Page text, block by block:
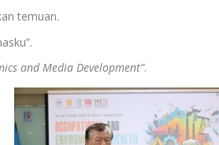
temuan.
and Media Development”.